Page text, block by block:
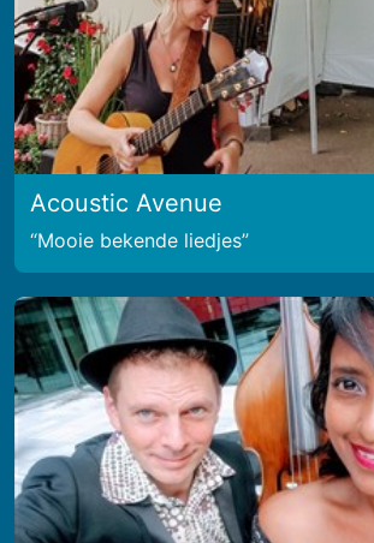
Acoustic Avenue
Mooie bekende liedjes